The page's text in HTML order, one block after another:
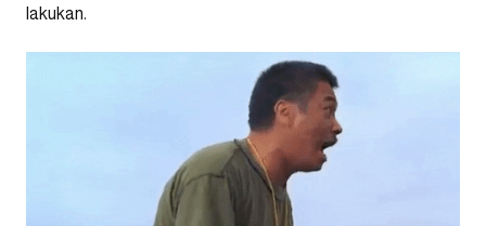
lakukan.